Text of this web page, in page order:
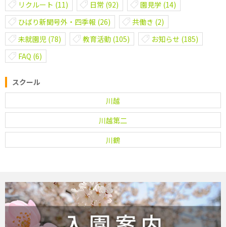
リクルート (11) 日常 (92) 園見学 (14)
ひばり新聞号外・四季報 (26) 共働き (2)
未就園児 (78) 教育活動 (105) お知らせ (185)
FAQ (6)
スクール
川越
川越第二
川鶴